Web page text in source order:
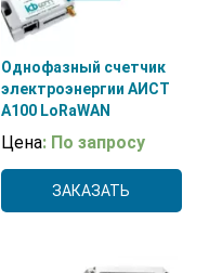
Однофазный счетчик
электроэнергии АИСТ
А100 LoRaWAN
Цена: По запросу
ЗАКАЗАТЬ